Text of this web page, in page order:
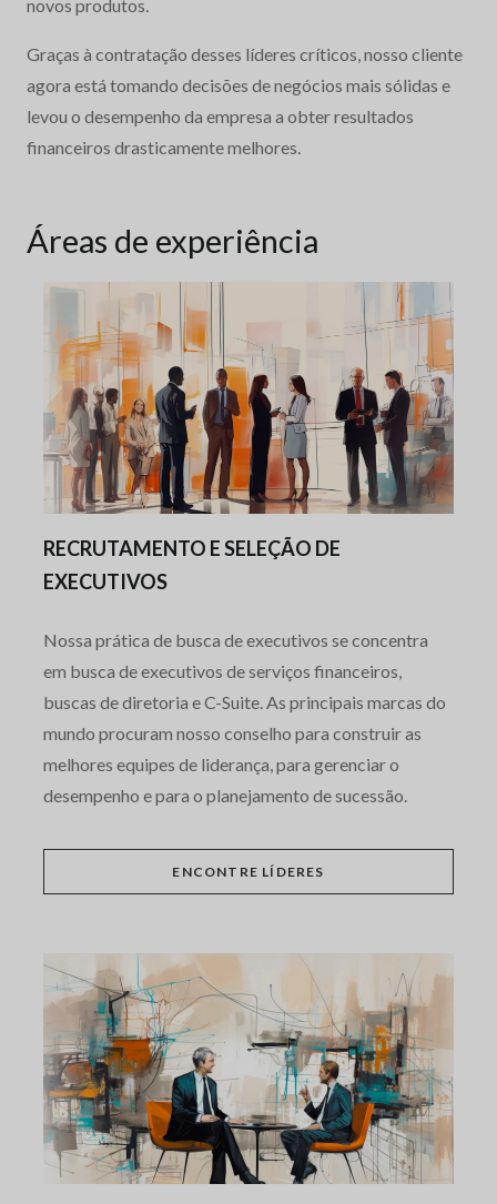
novos produtos.
Graças à contratação desses líderes críticos, nosso cliente
agora está tomando decisões de negócios mais sólidas e
levou o desempenho da empresa a obter resultados
financeiros drasticamente melhores.
Áreas de experiência
RECRUTAMENTO E SELEÇÃO DE
EXECUTIVOS
Nossa prática de busca de executivos se concentra
em busca de executivos de serviços financeiros,
buscas de diretoria e C-Suite. As principais marcas do
mundo procuram nosso conselho para construir as
melhores equipes de liderança, para gerenciar o
desempenho e para o planejamento de sucessão.
ENCONTRE LÍDERES